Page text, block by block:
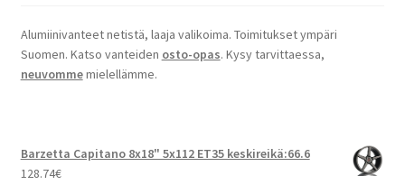
Alumiinivanteet netistä, laaja valikoima. Toimitukset ympäri
Suomen. Katso vanteiden osto-opas. Kysy tarvittaessa,
neuvommemielellämme.
Barzetta Capitano 8x18" 5x112 ET35 keskireikä:66.6
128.74€